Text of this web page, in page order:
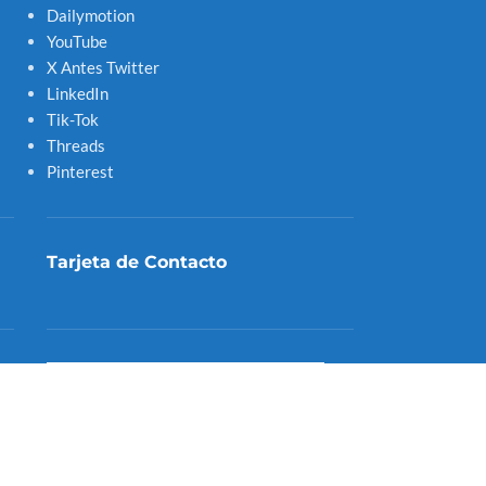
Dailymotion
YouTube
X Antes Twitter
LinkedIn
Tik-Tok
Threads
Pinterest
Tarjeta de Contacto